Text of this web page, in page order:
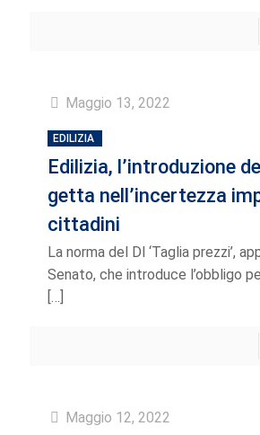
Maggio 13, 2022
EDILIZIA
Edilizia, l’introduzione
getta nell’incertezza
cittadini
La norma del Dl ‘Taglia prezzi’,
Senato, che introduce l’obbligo
[…]
Maggio 12, 2022